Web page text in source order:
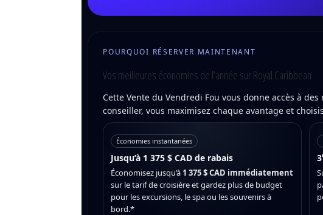
POURQUOI RÉSERVER MAINTENANT
Vos meilleures économies de l’année sur Royal Caribbean
Cette Vente du Vendredi Fou vous donne accès à
conseiller, vous maximisez chaque avantage et
Économies instantanées
Jusqu’à 1 375 $ CAD de rabais
Économisez jusqu’à 1 375 $ CAD immédiatement
sur le tarif de croisière et gardez plus de budget
pour les excursions, le spa ou les souvenirs à
bord.*
3